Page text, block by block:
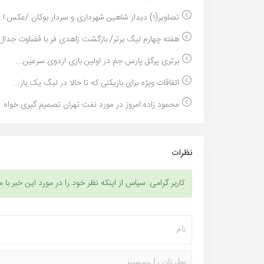
تصاویر(۱) دیدار شاهین شهرداری و سردار بوکان /عکس:ا...
هفته چهارم لیگ برتر/ بازگشت زاهدی فر با قضاوت
برتری پرگل پارس جم در اولین بازی اردوی سرعین...
اتفاقات ویژه برای بازیکنی که تا حالا در لیگ یک باز...
محمود زاده:امروز در مورد نفت تهران تصمیم گیری
نظرات
کاربر گرامی: سپاس از اینکه نظر خود را در مورد این خبر